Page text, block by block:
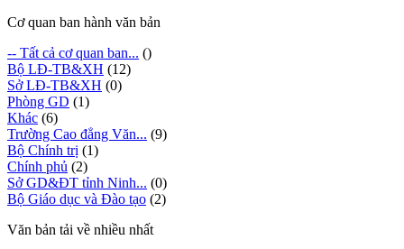
Cơ quan ban hành văn bản
-- Tất cả cơ quan ban... ()
Bộ LĐ-TB&XH (12)
Sở LĐ-TB&XH (0)
Phòng GD (1)
Khác (6)
Trường Cao đẳng Văn... (9)
Bộ Chính trị (1)
Chính phủ (2)
Sở GD&ĐT tỉnh Ninh... (0)
Bộ Giáo dục và Đào tạo (2)
Văn bản tải về nhiều nhất